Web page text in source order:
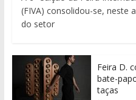
(FIVA) consolidou-se, neste
do setor
Feira D.
bate-
taças